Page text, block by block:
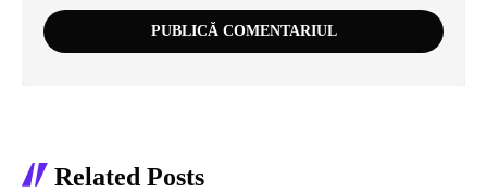
Related Posts